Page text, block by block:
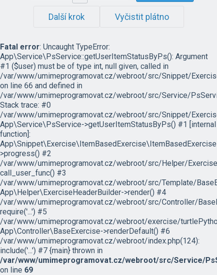
Další krok Vyčistit plátno
Fatal error: Uncaught TypeError:
App\Service\PsService::getUserItemStatusByPs(): Argument
#1 ($user) must be of type int, null given, called in
/var/www/umimeprogramovat.cz/webroot/src/Snippet/
on line 66 and defined in
/var/www/umimeprogramovat.cz/webroot/src/Service/
Stack trace: #0
/var/www/umimeprogramovat.cz/webroot/src/Snippet/
App\Service\PsService->getUserItemStatusByPs() #1 [internal
function]:
>progress() #2
/var/www/umimeprogramovat.cz/webroot/src/Helper/
call_user_func() #3
/var/www/umimeprogramovat.cz/webroot/src/Template/
App\Helper\ExerciseHeaderBuilder->render() #4
/var/www/umimeprogramovat.cz/webroot/src/Controller/
require('...') #5
/var/www/umimeprogramovat.cz/webroot/exercise/
App\Controller\BaseExercise->renderDefault() #6
/var/www/umimeprogramovat.cz/webroot/index.php(124):
include('...') #7 {main} thrown in
/var/www/umimeprogramovat.cz/webroot/src/Service/
on line 69